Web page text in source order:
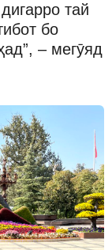
тай
бо
– мегӯяд